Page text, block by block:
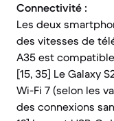
Connectivité :
Les deux
des vitesses de
A35 est
[15, 35] Le Galaxy
Wi-Fi 7 (selon les
des connexions